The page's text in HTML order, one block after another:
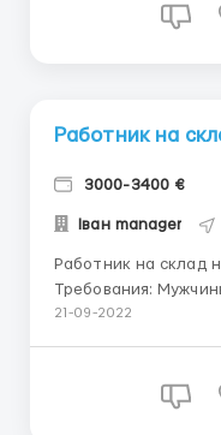
коробки,поклейка
Работник на
3000-3400 €
Іван manager
Работник на склад
Требования:
Возраст до 55 лет . Знание языка не требуется
фасовка,
21-09-2022